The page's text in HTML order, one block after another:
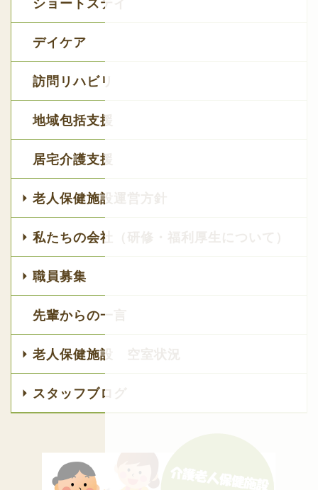
ショートステイ
デイケア
訪問リハビリ
地域包括支援
居宅介護支援
老人保健施設運営方針
私たちの会社（研修・福利厚生について）
職員募集
先輩からの一言
老人保健施設 空室状況
スタッフブログ